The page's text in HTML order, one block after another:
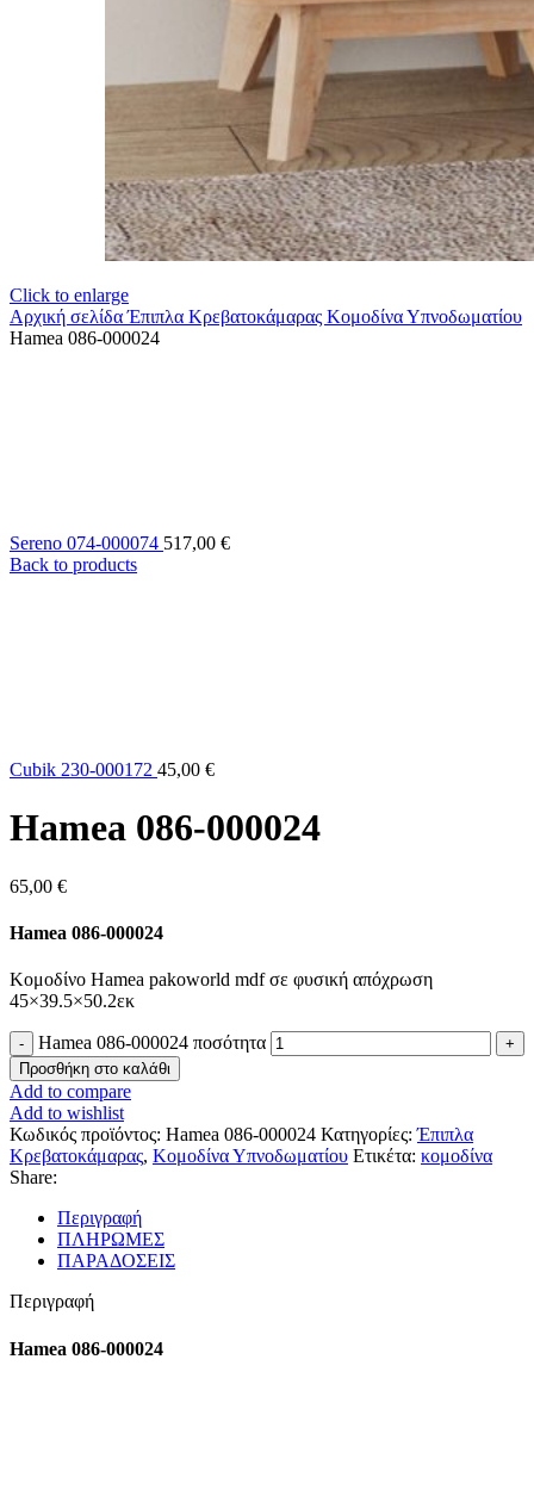
Click to enlarge
Αρχική σελίδαΈπιπλα Κρεβατοκάμαρας Κομοδίνα Υπνοδωματίου
Hamea 086-000024
Sereno 074-000074 517,00 €
Back to products
Cubik 230-000172 45,00 €
Hamea 086-000024
65,00 €
Hamea 086-000024
Κομοδίνο Hamea pakoworld mdf σε φυσική απόχρωση
45×39.5×50.2εκ
Hamea 086-000024 ποσότητα
Προσθήκη στο καλάθι
Add to compare
Add to wishlist
Κωδικός προϊόντος: Hamea 086-000024 Κατηγορίες: Έπιπλα
Κρεβατοκάμαρας, Κομοδίνα Υπνοδωματίου Ετικέτα: κομοδίνα
Share:
Περιγραφή
ΠΛΗΡΩΜΕΣ
ΠΑΡΑΔΟΣΕΙΣ
Περιγραφή
Hamea 086-000024